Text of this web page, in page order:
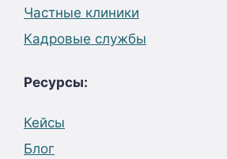
Частные клиники
Кадровые службы
Ресурсы:
Кейсы
Блог